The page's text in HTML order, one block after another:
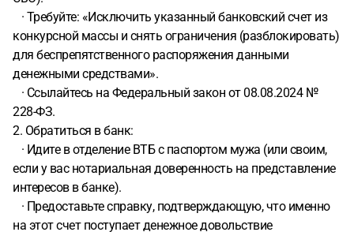
· Требуйте: «Исключить указанный банковский счет из
конкурсной массы и снять ограничения (разблокировать)
для беспрепятственного распоряжения данными
денежными средствами».
· Ссылайтесь на Федеральный закон от 08.08.2024 №
228-ФЗ.
2. Обратиться в банк:
· Идите в отделение ВТБ с паспортом мужа (или своим,
если у вас нотариальная доверенность на представление
интересов в банке).
· Предоставьте справку, подтверждающую, что именно
на этот счет поступает денежное довольствие